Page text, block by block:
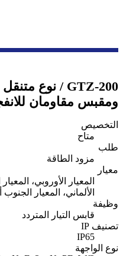
ومقبس مقاومان
التخصيص
متاح
طلب
مزود الطاقة
معيار
المعيار الأوروبي،
الألماني، المعيار
وظيفة
قابس التيار المتردد
تصنيف IP
IP65
نوع الواجهة